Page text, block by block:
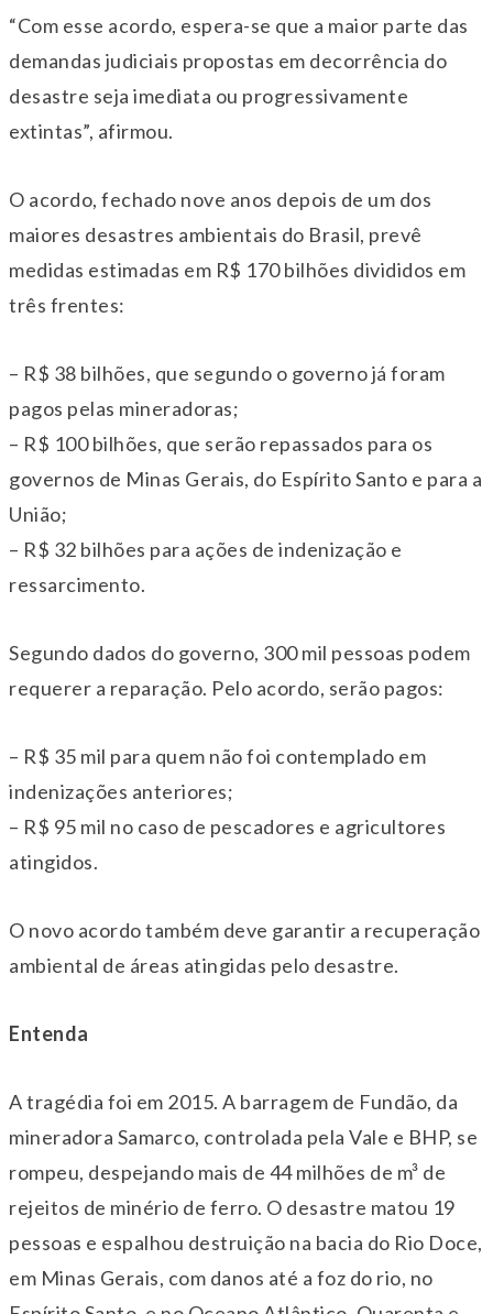
“Com esse acordo, espera-se que a maior parte das
demandas judiciais propostas em decorrência do
desastre seja imediata ou progressivamente
extintas”, afirmou.
O acordo, fechado nove anos depois de um dos
maiores desastres ambientais do Brasil, prevê
medidas estimadas em R$ 170 bilhões divididos em
três frentes:
– R$ 38 bilhões, que segundo o governo já foram
pagos pelas mineradoras;
– R$ 100 bilhões, que serão repassados para os
governos de Minas Gerais, do Espírito Santo e para a
União;
– R$ 32 bilhões para ações de indenização e
ressarcimento.
Segundo dados do governo, 300 mil pessoas podem
requerer a reparação. Pelo acordo, serão pagos:
– R$ 35 mil para quem não foi contemplado em
indenizações anteriores;
– R$ 95 mil no caso de pescadores e agricultores
atingidos.
O novo acordo também deve garantir a recuperação
ambiental de áreas atingidas pelo desastre.
Entenda
A tragédia foi em 2015. A barragem de Fundão, da
mineradora Samarco, controlada pela Vale e BHP, se
rompeu, despejando mais de 44 milhões de m³ de
rejeitos de minério de ferro. O desastre matou 19
pessoas e espalhou destruição na bacia do Rio Doce,
em Minas Gerais, com danos até a foz do rio, no